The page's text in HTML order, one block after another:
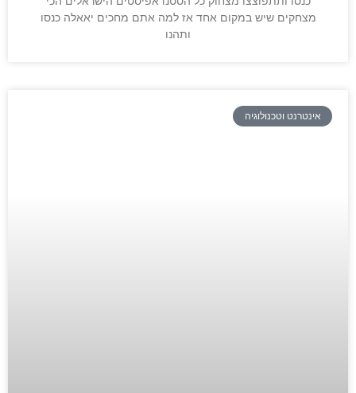
מצחקים שיש במקום אחד אז למה אתם מחכים יאאלה כנסו
ותהנו
אינטרנט וטכנולוגיה